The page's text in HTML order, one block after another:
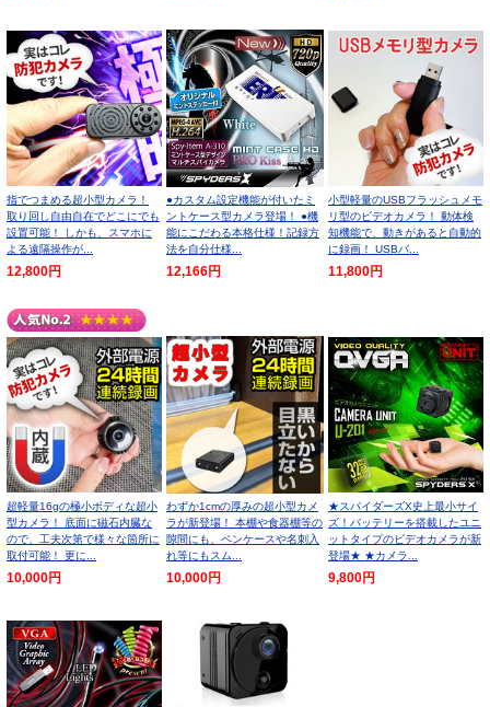
指でつまめる超小型カメラ！
取り回し自由自在でどこにでも
設置可能！ しかも、スマホに
よる遠隔操作が...
●カスタム設定機能が付いたミ
ントケース型カメラ登場！ ●機
能にこだわる本格仕様！記録方
法を自分仕様...
小型軽量のUSBフラッシュメモ
リ型のビデオカメラ！ 動体検
知機能で、動きがあると自動的
に録画！ USBバ...
12,800円 12,166円 11,800円
超軽量16gの極小ボディな超小
型カメラ！ 底面に磁石内臓な
ので、工夫次第で様々な箇所に
取付可能！ 更に...
わずか1cmの厚みの超小型カメ
ラが新登場！ 本棚や食器棚等の
隙間にも、ペンケースや名刺入
れ等にもスム...
★スパイダーズX史上最小サイ
ズ！バッテリーを搭載したユニ
ットタイプのビデオカメラが新
登場★ ★カメラ...
10,000円 10,000円 9,800円